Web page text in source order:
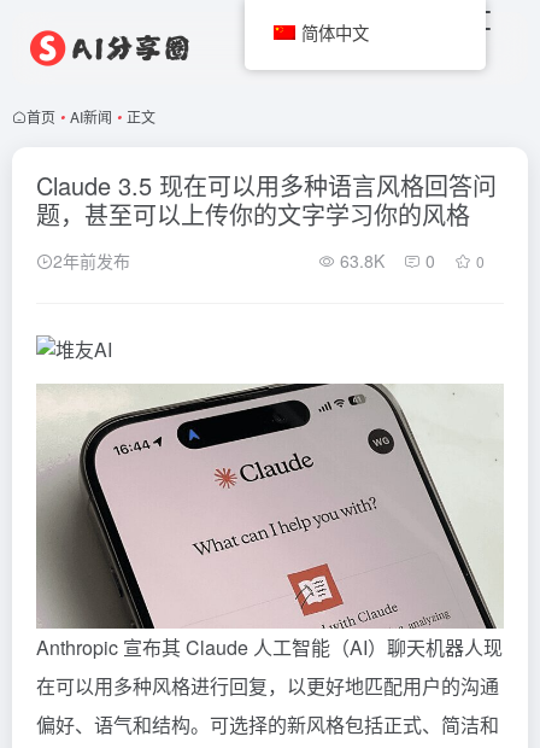
首页 • AI新闻 • 正文
Claude 3.5 现在可以用多种语言风格回答问
题，甚至可以上传你的文字学习你的风格
2年前发布 63.8K 0 0
Anthropic 宣布其Claude 人工智能（AI）聊天机器人现
在可以用多种风格进行回复，以更好地匹配用户的沟通
偏好、语气和结构。可选择的新风格包括正式、简洁和
简体中文